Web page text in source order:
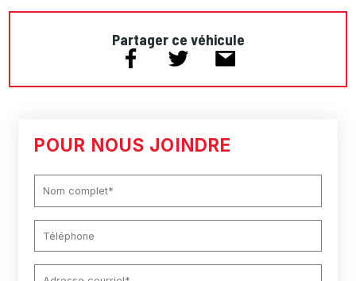
Partager ce véhicule
POUR NOUS JOINDRE